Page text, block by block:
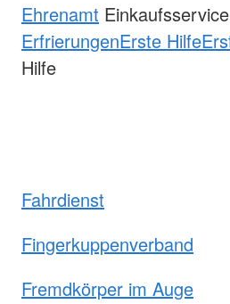
Ehrenamt Einkaufsservice
ErfrierungenErste Hilfe
Hilfe
Fahrdienst
Fingerkuppenverband
Fremdkörper im Auge